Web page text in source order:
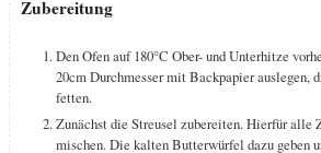
Zubereitung
Den Ofen auf 180°C Ober- und Unterhitze
20cm Durchmesser mit Backpapier auslegen,
fetten.
Zunächst die Streusel zubereiten. Hierfür alle
mischen. Die kalten Butterwürfel dazu geben